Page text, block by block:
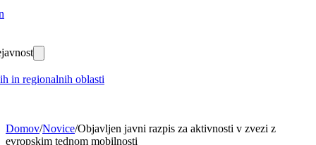
in regionalnih oblasti
Domov/Novice/Objavljen javni razpis za aktivnosti v zvezi z
evropskim tednom mobilnosti